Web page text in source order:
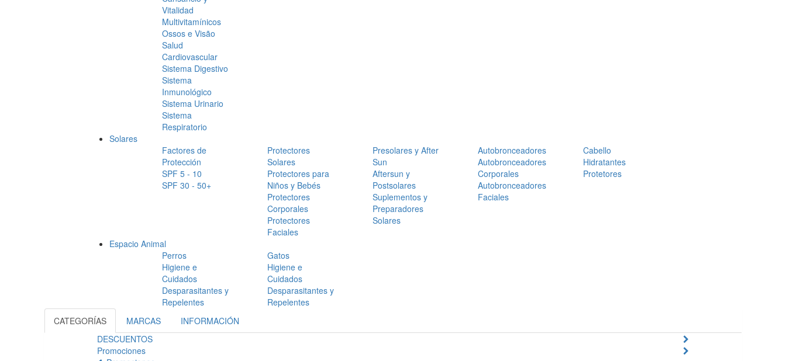
Vitalidad
Multivitamínicos
Ossos e Visão
Salud
Cardiovascular
Sistema Digestivo
Sistema
Inmunológico
Sistema Urinario
Sistema
Respiratorio
Solares
Factores de
Protección
SPF 5 - 10
SPF 30 - 50+
Protectores
Solares
Protectores para
Niños y Bebés
Protectores
Corporales
Protectores
Faciales
Presolares y After
Sun
Aftersun y
Postsolares
Suplementos y
Preparadores
Solares
Autobronceadores
Autobronceadores
Corporales
Autobronceadores
Faciales
Cabello
Hidratantes
Protetores
Espacio Animal
Perros
Higiene e
Cuidados
Desparasitantes y
Repelentes
Gatos
Higiene e
Cuidados
Desparasitantes y
Repelentes
CATEGORÍAS
MARCAS
INFORMACIÓN
DESCUENTOS
Promociones